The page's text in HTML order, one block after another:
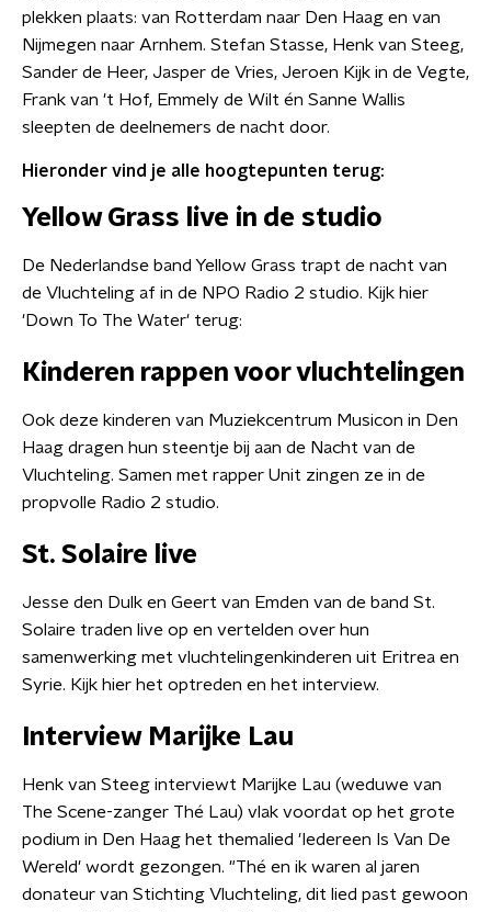
plekken plaats: van Rotterdam naar Den Haag en van
Nijmegen naar Arnhem. Stefan Stasse, Henk van Steeg,
Sander de Heer, Jasper de Vries, Jeroen Kijk in de Vegte,
Frank van 't Hof, Emmely de Wilt én Sanne Wallis
sleepten de deelnemers de nacht door.
Hieronder vind je alle hoogtepunten terug:
Yellow Grass live in de studio
De Nederlandse band Yellow Grass trapt de nacht van
de Vluchteling af in de NPO Radio 2 studio. Kijk hier
'Down To The Water' terug:
Kinderen rappen voor vluchtelingen
Ook deze kinderen van Muziekcentrum Musicon in Den
Haag dragen hun steentje bij aan de Nacht van de
Vluchteling. Samen met rapper Unit zingen ze in de
propvolle Radio 2 studio.
St. Solaire live
Jesse den Dulk en Geert van Emden van de band St.
Solaire traden live op en vertelden over hun
samenwerking met vluchtelingenkinderen uit Eritrea en
Syrie. Kijk hier het optreden en het interview.
Interview Marijke Lau
Henk van Steeg interviewt Marijke Lau (weduwe van
The Scene-zanger Thé Lau) vlak voordat op het grote
podium in Den Haag het themalied 'Iedereen Is Van De
Wereld' wordt gezongen. "Thé en ik waren al jaren
donateur van Stichting Vluchteling, dit lied past gewoon